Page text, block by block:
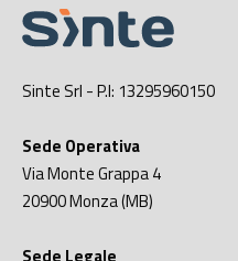
Sinte Srl - P.I: 13295960150
Sede Operativa
Via Monte Grappa 4
20900Monza (MB)
Sede Legale